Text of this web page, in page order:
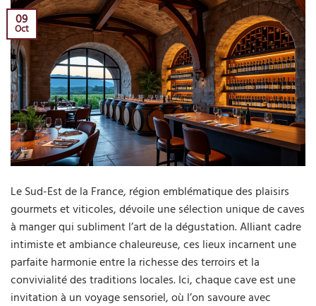
09
Oct
Le Sud-Est de la France, région emblématique des plaisirs
gourmets et viticoles, dévoile une sélection unique de caves
à manger qui subliment l’art de la dégustation. Alliant cadre
intimiste et ambiance chaleureuse, ces lieux incarnent une
parfaite harmonie entre la richesse des terroirs et la
convivialité des traditions locales. Ici, chaque cave est une
invitation à un voyage sensoriel, où l’on savoure avec